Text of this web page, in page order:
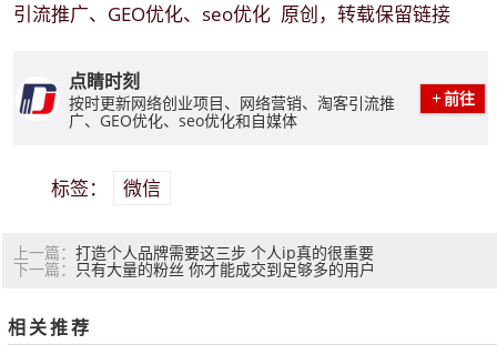
引流推广、GEO优化、seo优化 原创，转载保留链接
点睛时刻
按时更新网络创业项目、网络营销、淘客引流推
广、GEO优化、seo优化和自媒体
前往
标签： 微信
上一篇： 打造个人品牌需要这三步 个人ip真的很重要
下一篇： 只有大量的粉丝 你才能成交到足够多的用户
相关推荐